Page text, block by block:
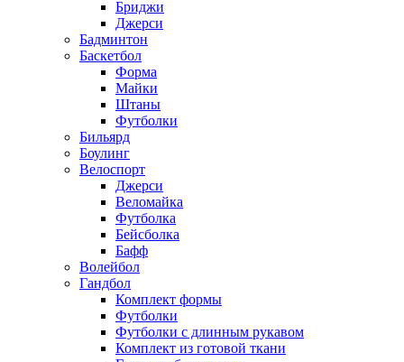
Бриджи
Джерси
Бадминтон
Баскетбол
Форма
Майки
Штаны
Футболки
Бильярд
Боулинг
Велоспорт
Джерси
Веломайка
Футболка
Бейсболка
Бафф
Волейбол
Гандбол
Комплект формы
Футболки
Футболки с длинным рукавом
Комплект из готовой ткани